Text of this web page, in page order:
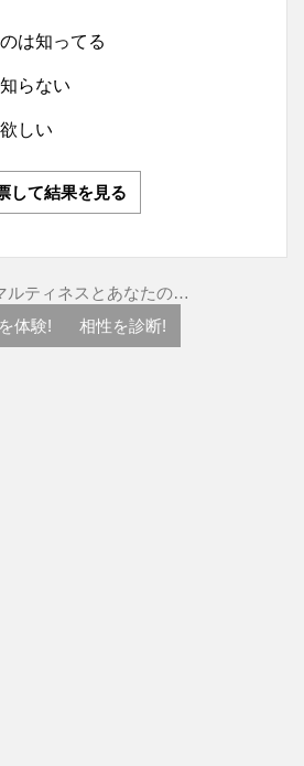
は知ってる
らない
しい
して結果を見る
ルティネスとあなたの…
体験!
相性を診断!